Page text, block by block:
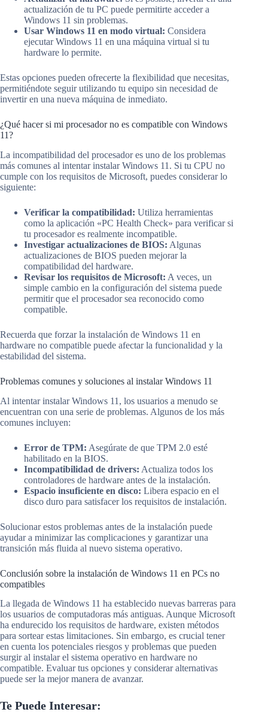
actualización de tu PC puede permitirte acceder a
Windows 11 sin problemas.
Usar Windows 11 en modo virtual: Considera
ejecutar Windows 11 en una máquina virtual si tu
hardware lo permite.
Estas opciones pueden ofrecerte la flexibilidad que necesitas,
permitiéndote seguir utilizando tu equipo sin necesidad de
invertir en una nueva máquina de inmediato.
¿Qué hacer si mi procesador no es compatible con Windows
11?
La incompatibilidad del procesador es uno de los problemas
más comunes al intentar instalar Windows 11. Si tu CPU no
cumple con los requisitos de Microsoft, puedes considerar lo
siguiente:
Verificar la compatibilidad: Utiliza herramientas
como la aplicación «PC Health Check» para verificar si
tu procesador es realmente incompatible.
Investigar actualizaciones de BIOS: Algunas
actualizaciones de BIOS pueden mejorar la
compatibilidad del hardware.
Revisar los requisitos de Microsoft: A veces, un
simple cambio en la configuración del sistema puede
permitir que el procesador sea reconocido como
compatible.
Recuerda que forzar la instalación de Windows 11 en
hardware no compatible puede afectar la funcionalidad y la
estabilidad del sistema.
Problemas comunes y soluciones al instalar Windows 11
Al intentar instalar Windows 11, los usuarios a menudo se
encuentran con una serie de problemas. Algunos de los más
comunes incluyen:
Error de TPM: Asegúrate de que TPM 2.0 esté
habilitado en la BIOS.
Incompatibilidad de drivers: Actualiza todos los
controladores de hardware antes de la instalación.
Espacio insuficiente en disco: Libera espacio en el
disco duro para satisfacer los requisitos de instalación.
Solucionar estos problemas antes de la instalación puede
ayudar a minimizar las complicaciones y garantizar una
transición más fluida al nuevo sistema operativo.
Conclusión sobre la instalación de Windows 11 en PCs no
compatibles
La llegada de Windows 11 ha establecido nuevas barreras para
los usuarios de computadoras más antiguas. Aunque Microsoft
ha endurecido los requisitos de hardware, existen métodos
para sortear estas limitaciones. Sin embargo, es crucial tener
en cuenta los potenciales riesgos y problemas que pueden
surgir al instalar el sistema operativo en hardware no
compatible. Evaluar tus opciones y considerar alternativas
puede ser la mejor manera de avanzar.
Te Puede Interesar: